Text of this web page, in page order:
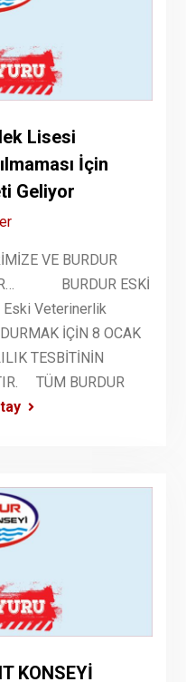
Lisesi
İçin
Geliyor
VE BURDUR
BURDUR ESKİ
Eski Veterinerlik
İÇİN 8 OCAK
TESBİTİNİN
TÜM BURDUR
KONSEYİ